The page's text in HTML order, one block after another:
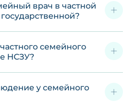
врач в частной
семейного
НСЗУ?
у семейного